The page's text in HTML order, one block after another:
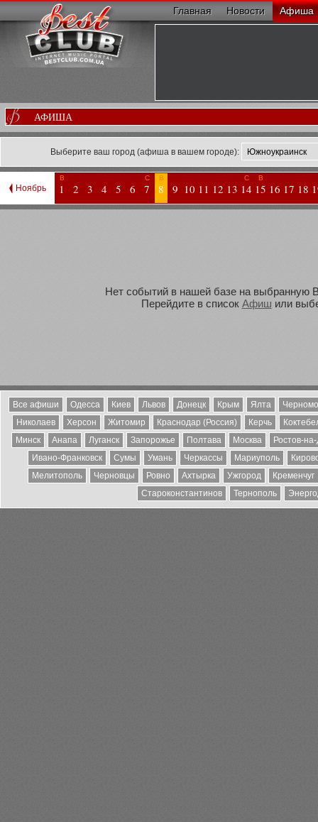
Главная Новости Афиша
АФИША
Выберите ваш город (афиша в вашем городе):
Ноябрь
В
1 2 3 4 5 6
С
7
В
8 9 10 11 12 13
С
14
В
15 16 17 18
Нет событий в нашей базе на выбранную
Перейдите в список Афиш или
Все афиши Одесса Киев Львов Донецк Крым Ялта
Николаев
Херсон Житомир Краснодар (Россия) Керчь
Минск
Анапа Луганск Запорожье Полтава Москва
Ростов-
Ивано-Франковск
Сумы Умань Черкассы Мариуполь
Мелитополь
Черновцы Ровно Ахтырка Ужгород
Кременчуг
Староконстантинов
Тернополь